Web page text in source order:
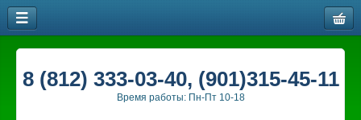
8 (812) 333-03-40, (901)315-45-11
Время работы: Пн-Пт 10-18